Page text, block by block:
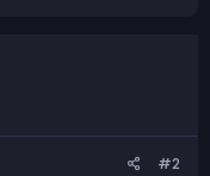
#2